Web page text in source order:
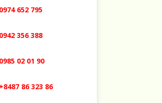
0974 652 795
0942 356 388
0985 02 01 90
+8487 86 323 86